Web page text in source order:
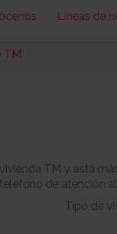
Líneas de
TM
TM y está
de atención
Tipo de